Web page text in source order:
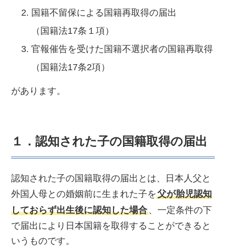
国籍不留保による国籍再取得の届出
（国籍法17条１項）
官報催告を受けた国籍不選択者の国籍再取得
（国籍法17条2項）
があります。
１．認知された子の国籍取得の届出
認知された子の国籍取得の届出とは、日本人父と
外国人母との婚姻前に生まれた子を父が胎児認知
しておらず出生後に認知した場合、一定条件の下
で届出により日本国籍を取得することができると
いうものです。